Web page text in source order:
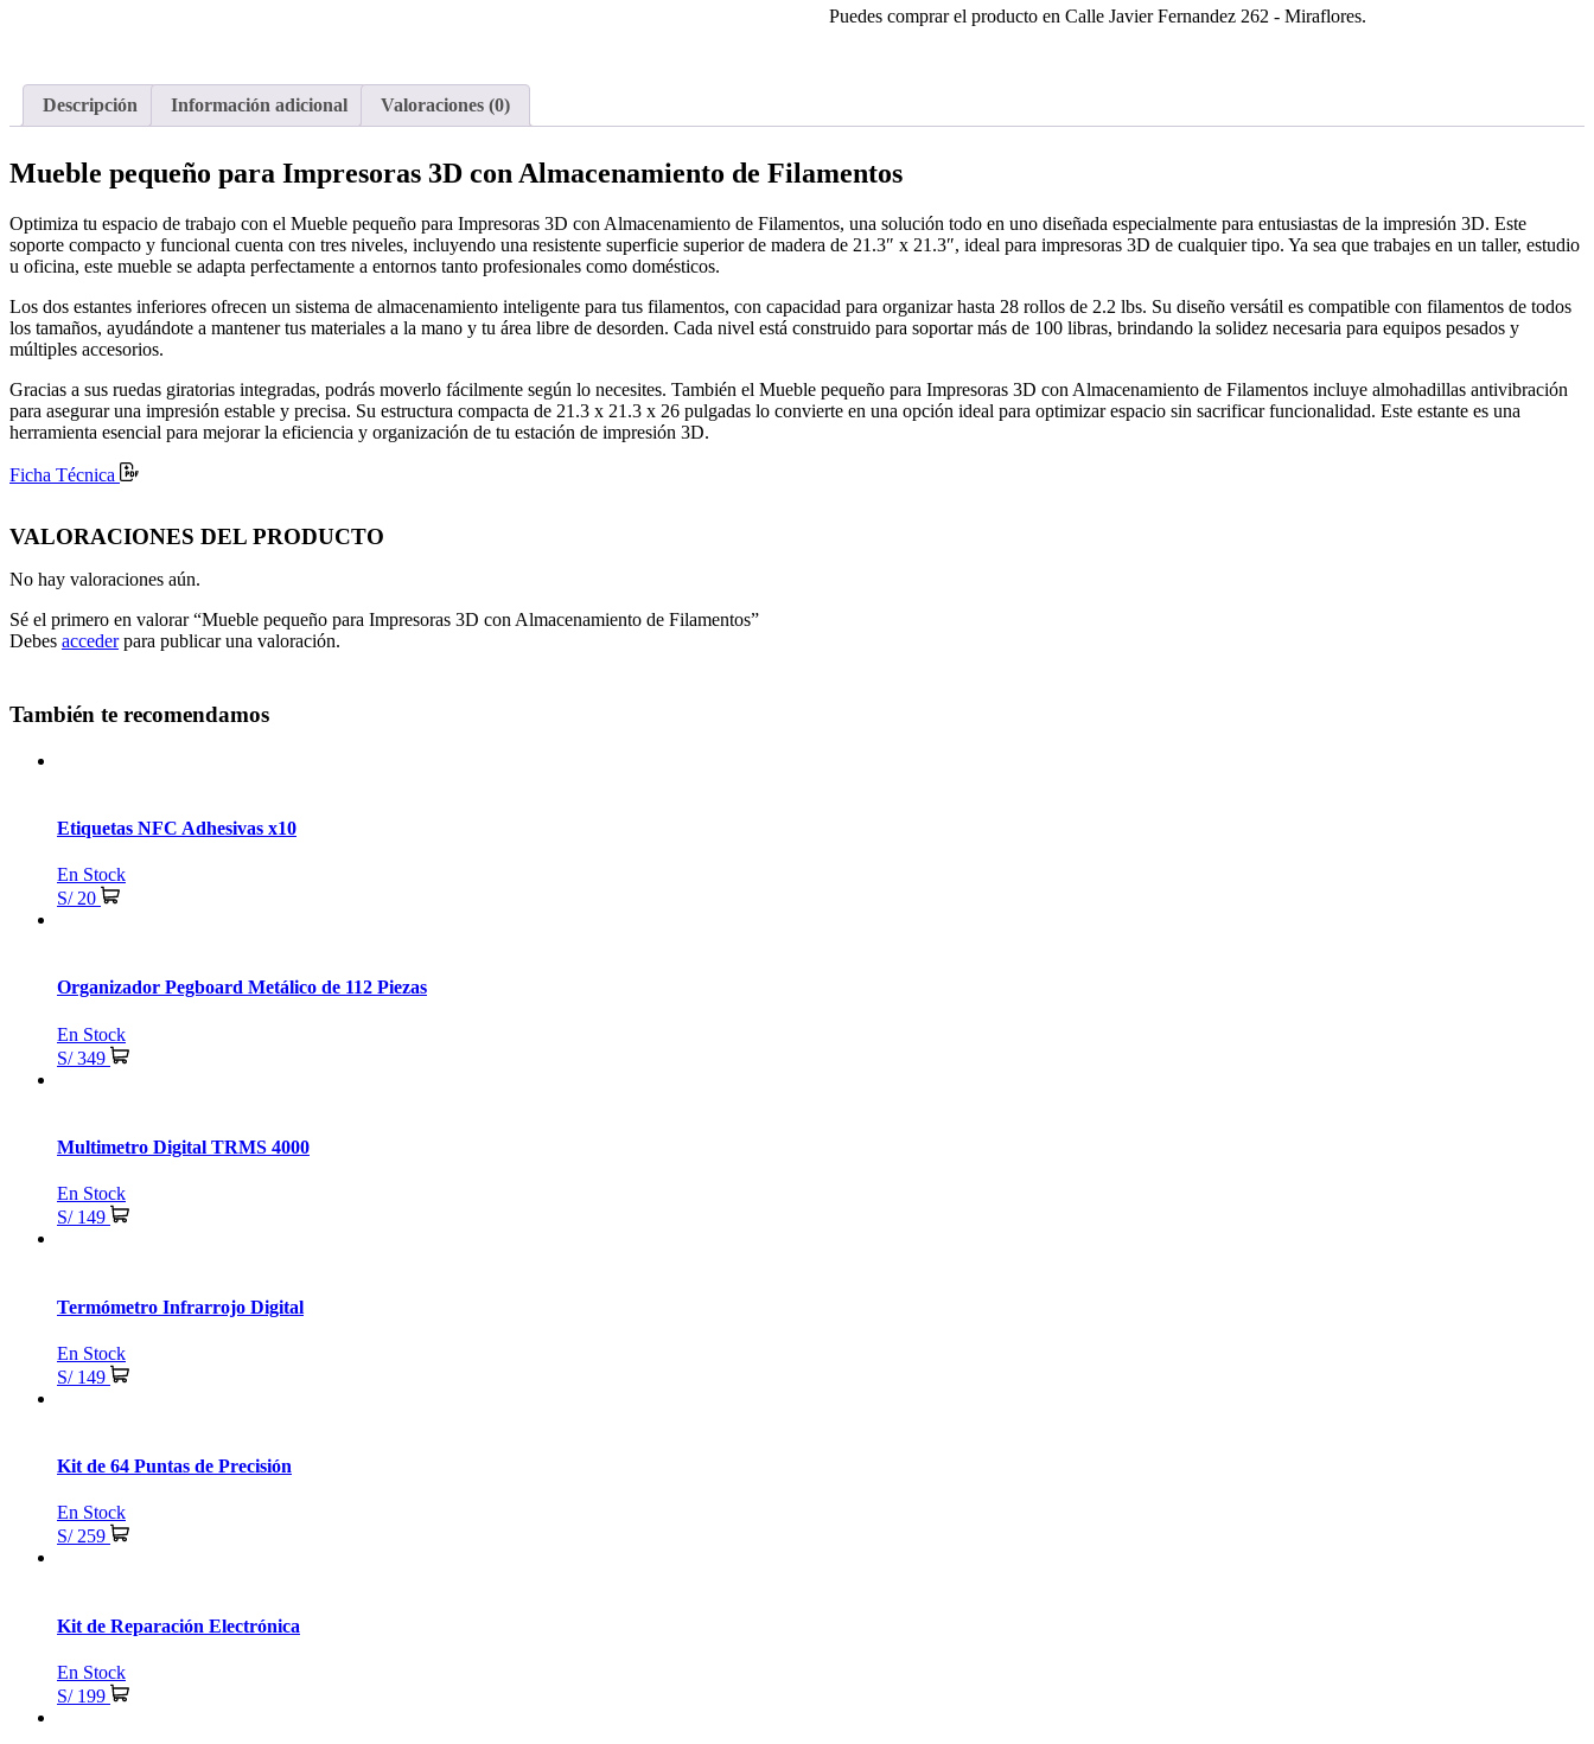
Puedes comprar el producto en Calle Javier Fernandez 262 - Miraflores.
Descripción Información adicional Valoraciones (0)
Mueble pequeño para Impresoras 3D con Almacenamiento de Filamentos
Optimiza tu espacio de trabajo con el Mueble pequeño para Impresoras 3D con Almacenamiento de Filamentos, una solución todo en uno diseñada especialmente para entusiastas de la impresión 3D. Este
soporte compacto y funcional cuenta con tres niveles, incluyendo una resistente superficie superior de madera de 21.3″ x 21.3″, ideal para impresoras 3D de cualquier tipo. Ya sea que trabajes en un taller, estudio
u oficina, este mueble se adapta perfectamente a entornos tanto profesionales como domésticos.
Los dos estantes inferiores ofrecen un sistema de almacenamiento inteligente para tus filamentos, con capacidad para organizar hasta 28 rollos de 2.2 lbs. Su diseño versátil es compatible con filamentos de todos
los tamaños, ayudándote a mantener tus materiales a la mano y tu área libre de desorden. Cada nivel está construido para soportar más de 100 libras, brindando la solidez necesaria para equipos pesados y
múltiples accesorios.
Gracias a sus ruedas giratorias integradas, podrás moverlo fácilmente según lo necesites. También el Mueble pequeño para Impresoras 3D con Almacenamiento de Filamentos incluye almohadillas antivibración
para asegurar una impresión estable y precisa. Su estructura compacta de 21.3 x 21.3 x 26 pulgadas lo convierte en una opción ideal para optimizar espacio sin sacrificar funcionalidad. Este estante es una
herramienta esencial para mejorar la eficiencia y organización de tu estación de impresión 3D.
Ficha Técnica
VALORACIONES DEL PRODUCTO
No hay valoraciones aún.
Sé el primero en valorar “Mueble pequeño para Impresoras 3D con Almacenamiento de Filamentos”
Debes accederpara publicar una valoración.
También te recomendamos
Etiquetas NFC Adhesivas x10
En Stock
S/ 20
Organizador Pegboard Metálico de 112 Piezas
En Stock
S/ 349
Multimetro Digital TRMS 4000
En Stock
S/ 149
Termómetro Infrarrojo Digital
En Stock
S/ 149
Kit de 64 Puntas de Precisión
En Stock
S/ 259
Kit de Reparación Electrónica
En Stock
S/ 199